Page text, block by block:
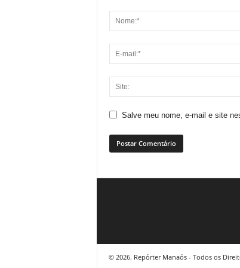
Salve meu nome, e-mail e site
© 2026. Repórter Manaós - Todos os